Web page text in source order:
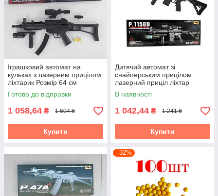
Іграшковий автомат на
кульках з лазерним прицілом
ліхтарик Розмір 64 см
HY.017B
Готово до відправки
1 058,64 ₴ 1 604 ₴
Купити
Дитячий автомат зі
снайперським прицілом
лазерний приціл ліхтар
приклад і глушник знімаються
P.1158D
В наявності
1 042,44 ₴ 1 241 ₴
Купити
–32%